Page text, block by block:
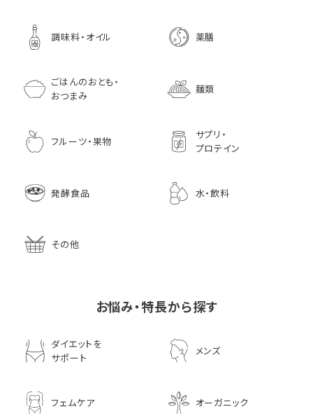
調味料・オイル 薬膳
ごはんのおとも・
おつまみ
麺類
フルーツ・果物
サプリ・
プロテイン
発酵食品 水・飲料
その他
お悩み・特長から探す
ダイエットを
サポート
メンズ
フェムケア オーガニック